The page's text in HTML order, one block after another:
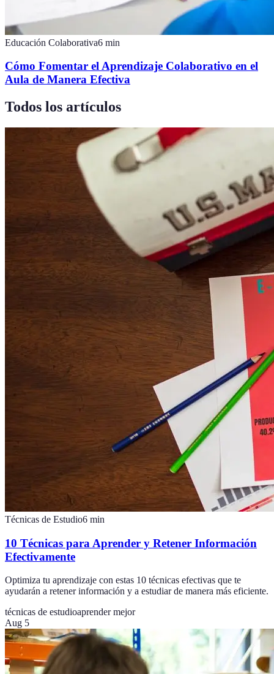
Educación Colaborativa6 min
Cómo Fomentar el Aprendizaje Colaborativo en el
Aula de Manera Efectiva
Todos los artículos
Técnicas de Estudio6 min
10 Técnicas para Aprender y Retener Información
Efectivamente
Optimiza tu aprendizaje con estas 10 técnicas efectivas que te
ayudarán a retener información y a estudiar de manera más eficiente.
técnicas de estudioaprender mejor
Aug 5